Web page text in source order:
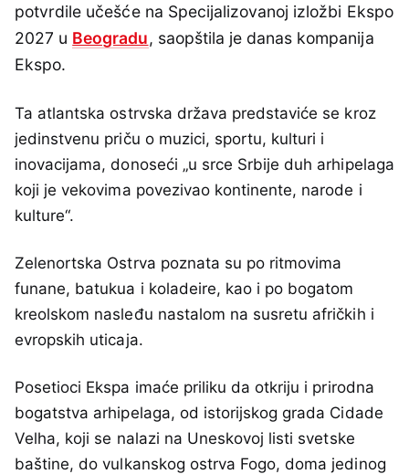
potvrdile učešće na Specijalizovanoj izložbi Ekspo
2027 u Beogradu, saopštila je danas kompanija
Ekspo.
Ta atlantska ostrvska država predstaviće se kroz
jedinstvenu priču o muzici, sportu, kulturi i
inovacijama, donoseći „u srce Srbije duh arhipelaga
koji je vekovima povezivao kontinente, narode i
kulture“.
Zelenortska Ostrva poznata su po ritmovima
funane, batukua i koladeire, kao i po bogatom
kreolskom nasleđu nastalom na susretu afričkih i
evropskih uticaja.
Posetioci Ekspa imaće priliku da otkriju i prirodna
bogatstva arhipelaga, od istorijskog grada Cidade
Velha, koji se nalazi na Uneskovoj listi svetske
baštine, do vulkanskog ostrva Fogo, doma jedinog